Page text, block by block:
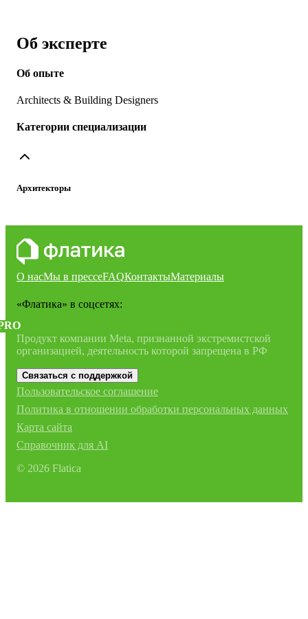
Об эксперте
Об опыте
Architects & Building Designers
Категории специализации
Архитекторы
О насМы в прессеFAQКонтактыМатериалы
«Флатика» в соцсетях:
Продукт компании Meta, признанной экстремистской
организацией, деятельность которой запрещена в РФ
Связаться с поддержкой
Пользовательское соглашение
Политика в отношении обработки персональных данных
Карта сайта
Справочник для AI
© 2026 Flatica